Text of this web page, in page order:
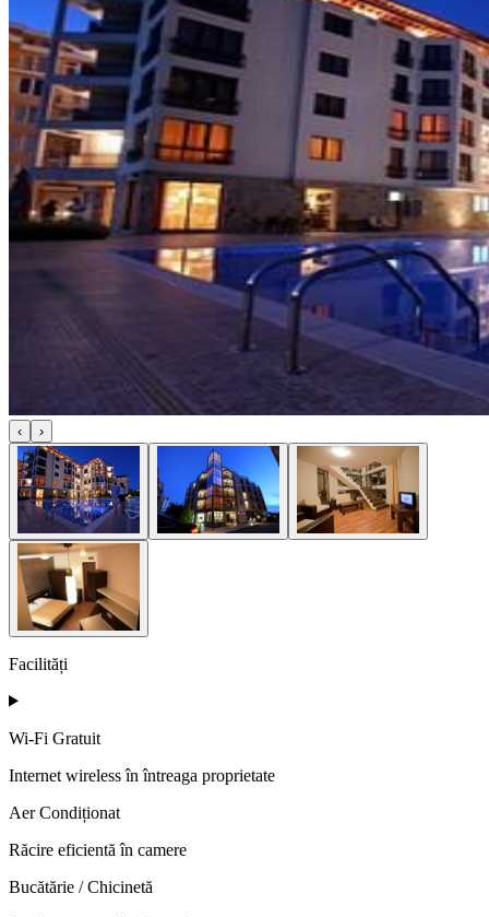
‹ ›
Facilități
Wi-Fi Gratuit
Internet wireless în întreaga proprietate
Aer Condiționat
Răcire eficientă în camere
Bucătărie / Chicinetă